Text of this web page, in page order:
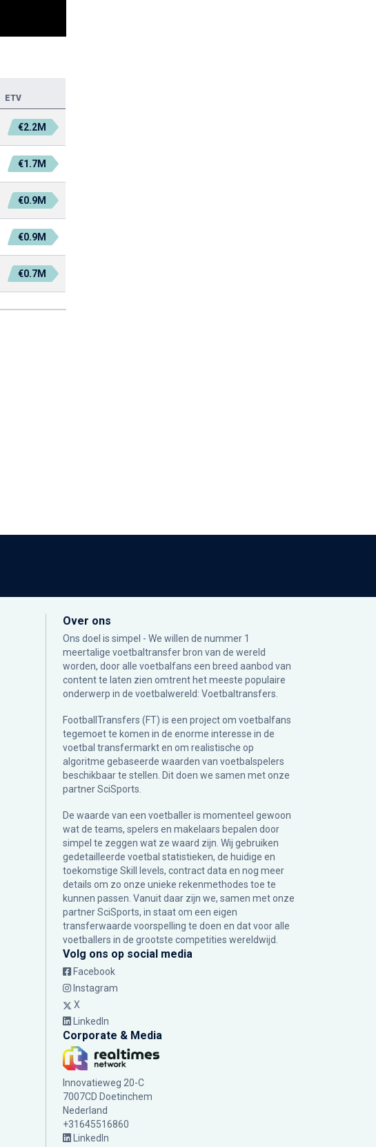
ETV
€2.2M
€1.7M
€0.9M
€0.9M
€0.7M
Over ons
Ons doel is simpel - We willen de nummer 1
meertalige voetbaltransfer bron van de wereld
worden, door alle voetbalfans een breed aanbod van
content te laten zien omtrent het meeste populaire
onderwerp in de voetbalwereld: Voetbaltransfers.
FootballTransfers (FT) is een project om voetbalfans
tegemoet te komen in de enorme interesse in de
voetbal transfermarkt en om realistische op
algoritme gebaseerde waarden van voetbalspelers
beschikbaar te stellen. Dit doen we samen met onze
partnerSciSports
De waarde van een voetballer is momenteel gewoon
wat de teams, spelers en makelaars bepalen door
simpel te zeggen wat ze waard zijn. Wij gebruiken
gedetailleerde voetbal statistieken, de huidige en
toekomstige Skill levels, contract data en nog meer
details om zo onze unieke rekenmethodes toe te
kunnen passen. Vanuit daar zijn we, samen met onze
partner SciSports, in staat om een eigen
transferwaarde voorspelling te doen en dat voor alle
voetballers in de grootste competities wereldwijd.
Volg ons op social media
Facebook
Instagram
X
LinkedIn
Corporate & Media
Innovatieweg 20-C
7007CD Doetinchem
Nederland
+31645516860
LinkedIn